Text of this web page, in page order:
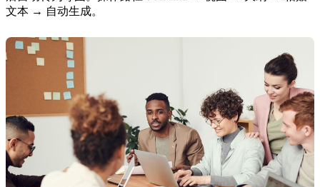
文本 → 自动生成。